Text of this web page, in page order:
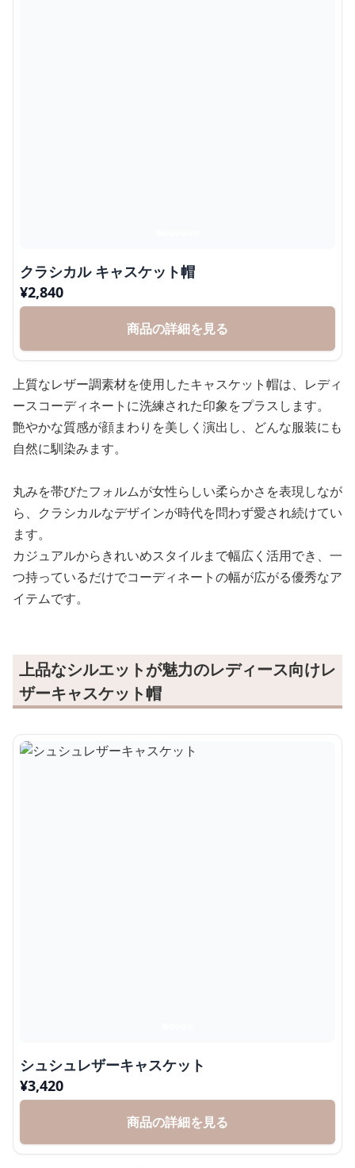
クラシカル キャスケット帽
¥2,840
商品の詳細を見る
上質なレザー調素材を使用したキャスケット帽は、レディ
ースコーディネートに洗練された印象をプラスします。
艶やかな質感が顔まわりを美しく演出し、どんな服装にも
自然に馴染みます。
丸みを帯びたフォルムが女性らしい柔らかさを表現しなが
ら、クラシカルなデザインが時代を問わず愛され続けてい
ます。
カジュアルからきれいめスタイルまで幅広く活用でき、一
つ持っているだけでコーディネートの幅が広がる優秀なア
イテムです。
上品なシルエットが魅力のレディース向けレ
ザーキャスケット帽
シュシュレザーキャスケット
¥3,420
商品の詳細を見る